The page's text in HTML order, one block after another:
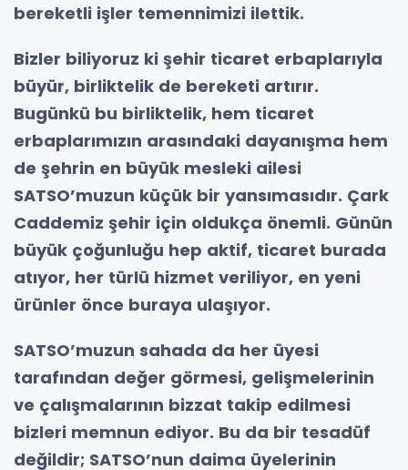
bereketli işler temennimizi ilettik.
Bizler biliyoruz ki şehir ticaret erbaplarıyla
büyür, birliktelik de bereketi artırır.
Bugünkü bu birliktelik, hem ticaret
erbaplarımızın arasındaki dayanışma hem
de şehrin en büyük mesleki ailesi
SATSO’muzun küçük bir yansımasıdır. Çark
Caddemiz şehir için oldukça önemli. Günün
büyük çoğunluğu hep aktif, ticaret burada
atıyor, her türlü hizmet veriliyor, en yeni
ürünler önce buraya ulaşıyor.
SATSO’muzun sahada da her üyesi
tarafından değer görmesi, gelişmelerinin
ve çalışmalarının bizzat takip edilmesi
bizleri memnun ediyor. Bu da bir tesadüf
değildir; SATSO’nun daima üyelerinin